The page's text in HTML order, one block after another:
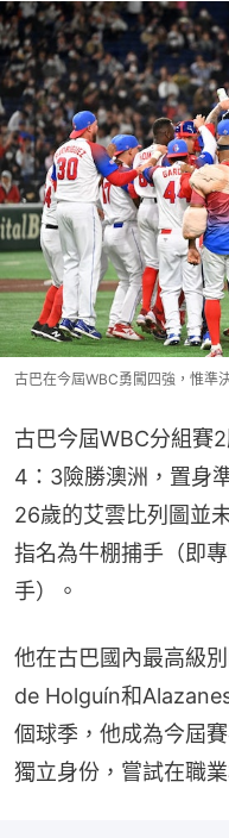
古巴在今屆WBC勇闖四強，惟準
古巴今屆WBC分組賽
4：3險勝澳洲，置身
26歲的艾雲比列圖並
指名為牛棚捕手（即
手）。
他在古巴國內最高級
de Holguín和
個球季，他成為今屆
獨立身份，嘗試在職